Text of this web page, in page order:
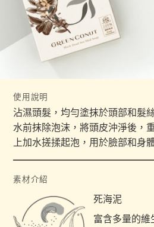
使用說明
沾濕頭髮，均勻塗抹於頭部和髮
水前抹除泡沫，將頭皮沖淨後，
上加水搓揉起泡，用於臉部和身
素材介紹
死海泥
富含多量的維